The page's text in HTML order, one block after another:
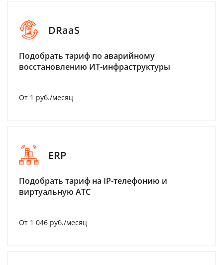
DRaaS
Подобрать тариф по аварийному
восстановлению ИТ-инфраструктуры
От 1 руб./месяц
ERP
Подобрать тариф на IP-телефонию и
виртуальную АТС
От 1 046 руб./месяц